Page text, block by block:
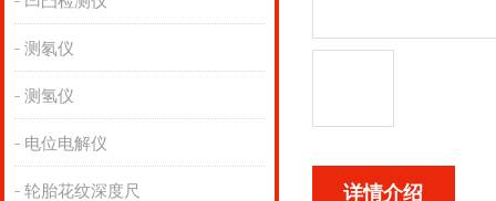
测氡仪
测氢仪
电位电解仪
轮胎花纹深度尺 详情介绍